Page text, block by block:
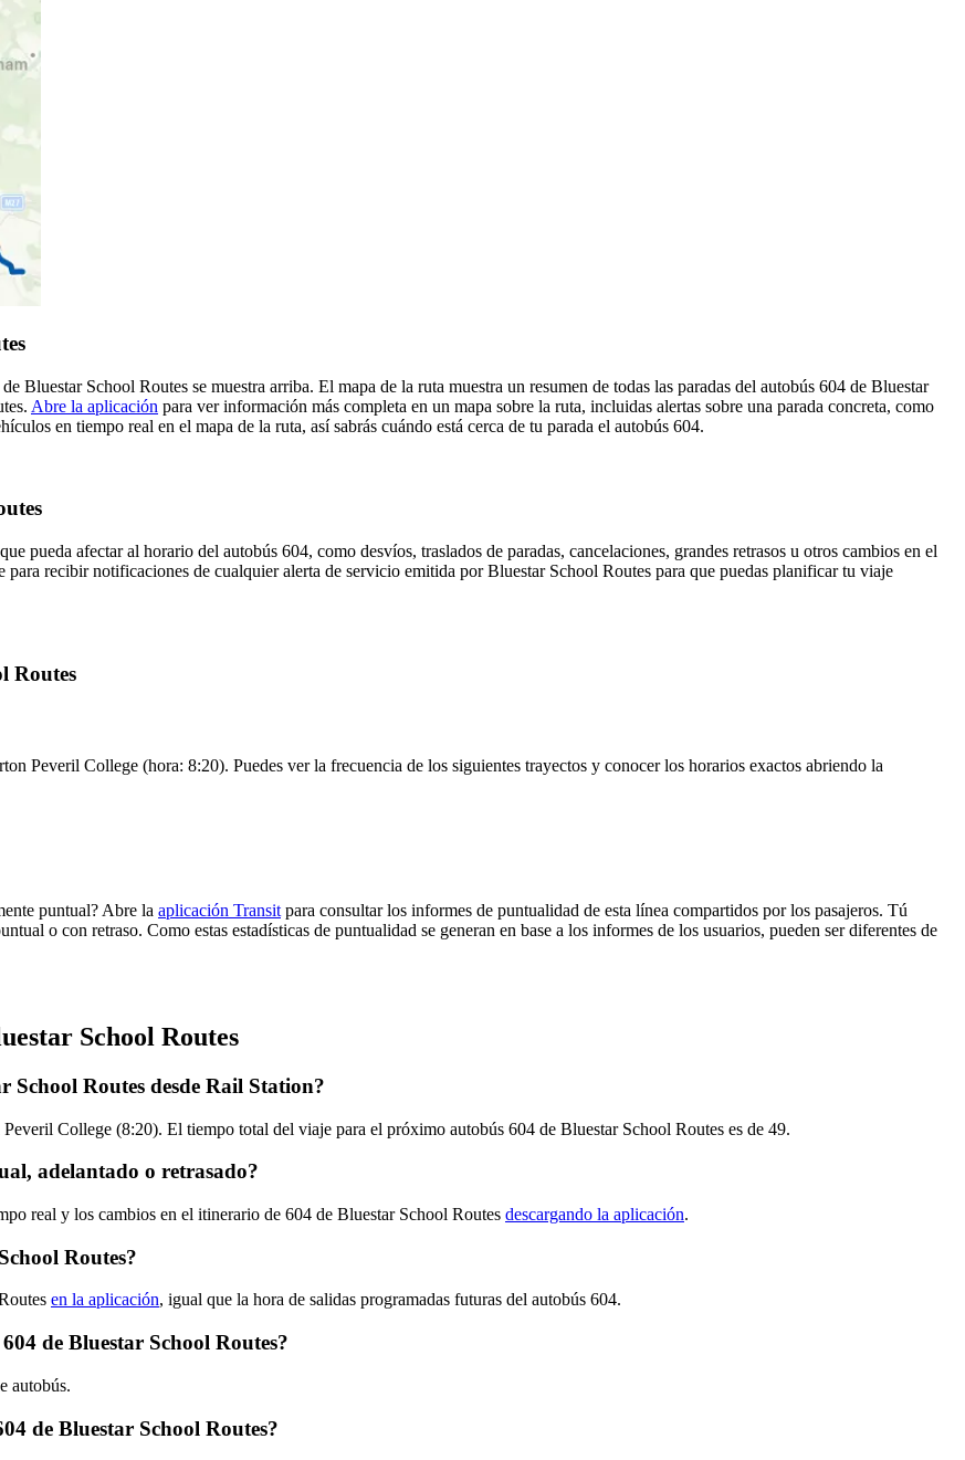
School Routes se muestra arriba. El mapa de la ruta muestra un resumen de todas las paradas del autobús 604 de Bluestar
Abre la aplicación para ver información más completa en un mapa sobre la ruta, incluidas alertas sobre una parada concreta, como
en tiempo real en el mapa de la ruta, así sabrás cuándo está cerca de tu parada el autobús 604.
pueda afectar al horario del autobús 604, como desvíos, traslados de paradas, cancelaciones, grandes retrasos u otros cambios en el
para recibir notificaciones de cualquier alerta de servicio emitida por Bluestar School Routes para que puedas planificar tu viaje
Routes
Peveril College (hora: 8:20). Puedes ver la frecuencia de los siguientes trayectos y conocer los horarios exactos abriendo la
puntual? Abre la aplicación Transit para consultar los informes de puntualidad de esta línea compartidos por los pasajeros. Tú
o con retraso. Como estas estadísticas de puntualidad se generan en base a los informes de los usuarios, pueden ser diferentes de
School Routes
School Routes desde Rail Station?
College (8:20). El tiempo total del viaje para el próximo autobús 604 de Bluestar School Routes es de 49.
adelantado o retrasado?
real y los cambios en el itinerario de 604 de Bluestar School Routes descargando la aplicación.
Routes?
en la aplicación, igual que la hora de salidas programadas futuras del autobús 604.
de Bluestar School Routes?
autobús.
de Bluestar School Routes?